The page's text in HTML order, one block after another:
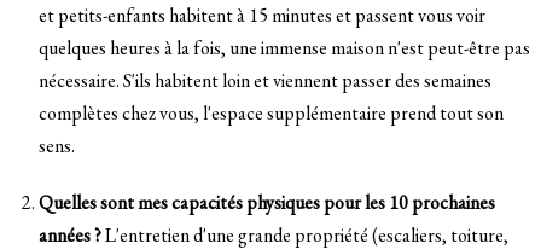
et petits-enfants habitent à 15 minutes et passent vous voir
quelques heures à la fois, une immense maison n'est peut-être pas
nécessaire. S'ils habitent loin et viennent passer des semaines
complètes chez vous, l'espace supplémentaire prend tout son
sens.
Quelles sont mes capacités physiques pour les 10 prochaines
années ?L'entretien d'une grande propriété (escaliers, toiture,